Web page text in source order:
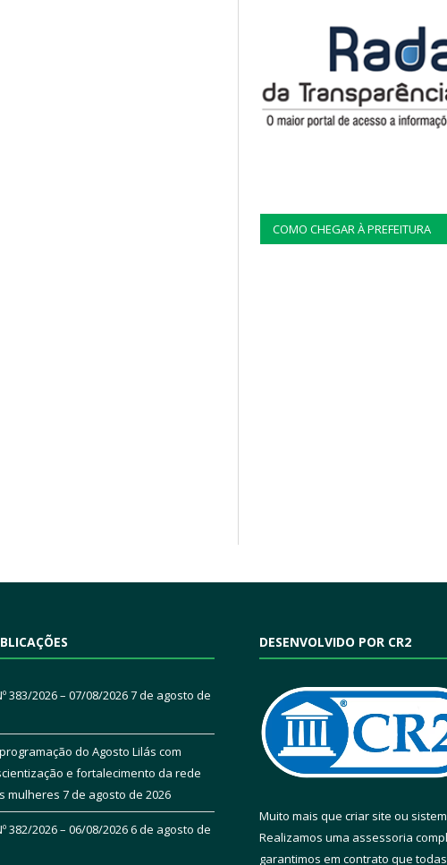
COMO CHEGAR À PREFEITURA
383/2026 – 07/08/20267 de agosto de
do Agosto Lilás com
e fortalecimento da rede
mulheres 7 de agosto de 2026
382/2026 – 06/08/20266 de agosto de
DESENVOLVIDO POR CR2
Muito mais que criar site ou
Realizamos uma assessoria
garantimos em contrato que